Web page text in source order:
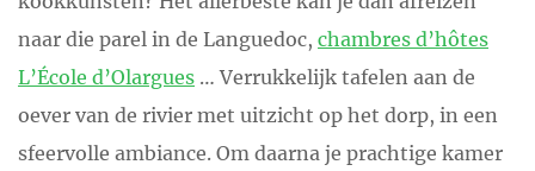
naar die parel in de Languedoc, chambres d’hôtes
L’École d’Olargues … Verrukkelijk tafelen aan de
oever van de rivier met uitzicht op het dorp, in een
sfeervolle ambiance. Om daarna je prachtige kamer